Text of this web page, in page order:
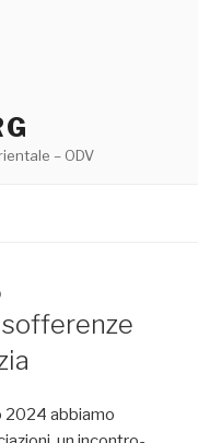
– ODV
2024 abbiamo